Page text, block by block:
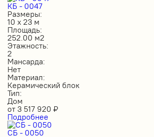
КБ - 0047
Размеры:
10 х 23 м
Площадь:
252.00 м2
Этажность:
2
Мансарда:
Нет
Материал:
Керамический блок
Тип:
Дом
от 3 517 920 ₽
Подробнее
СБ - 0050